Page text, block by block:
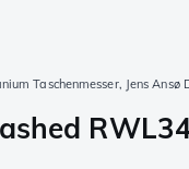
Taschenmesser, Jens Ansø